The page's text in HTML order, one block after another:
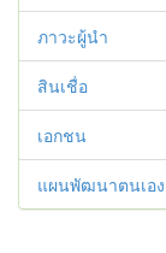
ภาวะผู้นำ
สินเชื่อ
เอกชน
แผนพัฒนาตนเอง